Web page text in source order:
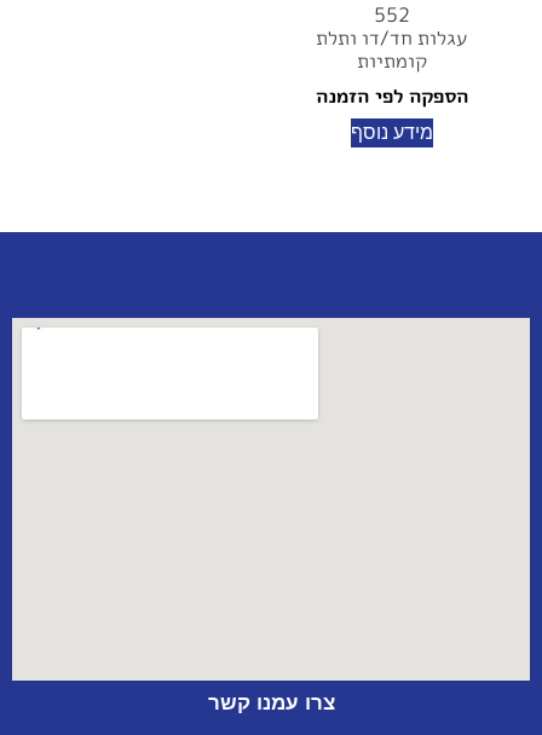
552
עגלות חד/דו ותלת
קומתיות
הספקה לפי הזמנה
מידע נוסף
צרו עמנו קשר